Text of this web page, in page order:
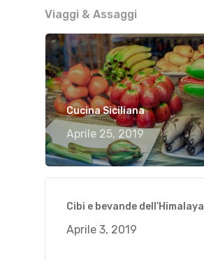
Viaggi & Assaggi
Cucina Siciliana
Aprile 25, 2019
Cibi e bevande dell’Himalaya
Aprile 3, 2019